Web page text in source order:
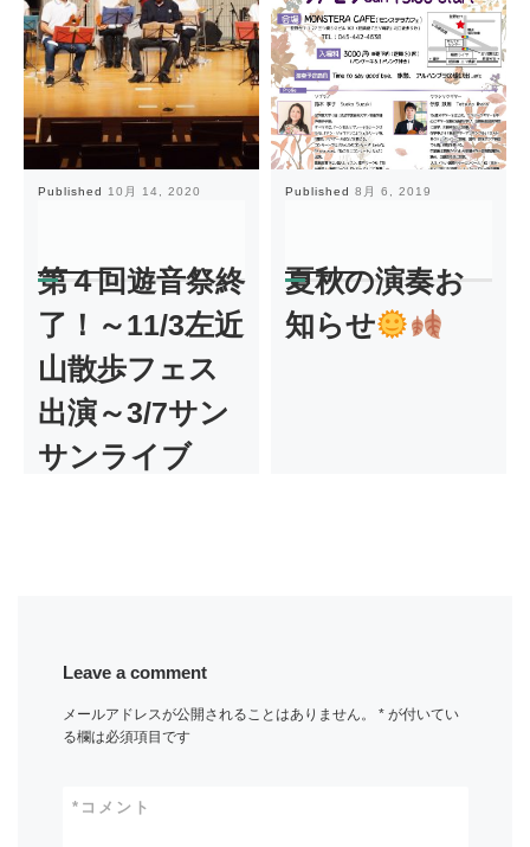
Published 10月 14, 2020
第４回遊音祭終
了！～11/3左近
山散歩フェス
出演～3/7サン
サンライブ
Published 8月 6, 2019
夏秋の演奏お
知らせ
Leave a comment
メールアドレスが公開されることはありません。 *が付いてい
る欄は必須項目です
コメント
*